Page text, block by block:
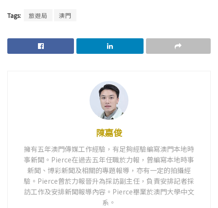
Tags: 旅遊局 澳門
陳嘉俊
擁有五年澳門傳媒工作經驗，有足夠經驗編寫澳門本地時
事新聞。Pierce在過去五年任職於力報，曾編寫本地時事
新聞、博彩新聞及相關的專題報導，亦有一定的拍攝經
驗。Pierce曾於力報晉升為採訪副主任，負責安排記者採
訪工作及安排新聞報導內容。Pierce畢業於澳門大學中文
系。